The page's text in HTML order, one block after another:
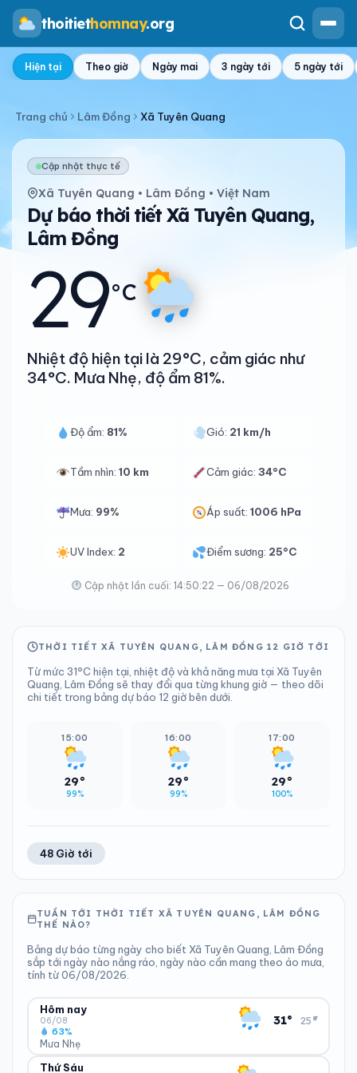
thoitiethomnay.org
Hiện tại Theo giờ Ngày mai 3 ngày tới 5 ngày tới
Trang chủ Lâm Đồng Xã Tuyên Quang
Cập nhật thực tế
Xã Tuyên Quang • Lâm Đồng • Việt Nam
Dự báo thời tiết Xã Tuyên Quang,
Lâm Đồng
29°C
Nhiệt độ hiện tại là 29°C, cảm giác như
34°C. Mưa Nhẹ, độ ẩm 81%.
Độ ẩm: 81% Gió: 21 km/h
Tầm nhìn: 10 km Cảm giác:34°C
Mưa: 99% Áp suất:1006 hPa
UV Index: 2 Điểm sương: 25°C
Cập nhật lần cuối: 14:50:22 — 06/08/2026
THỜI TIẾT XÃ TUYÊN QUANG, LÂM ĐỒNG 12 GIỜ TỚI
Từ mức 31°C hiện tại, nhiệt độ và khả năng mưa tại Xã Tuyên
Quang, Lâm Đồng sẽ thay đổi qua từng khung giờ — theo dõi
chi tiết trong bảng dự báo 12 giờ bên dưới.
15:00
29°
99%
16:00
29°
99%
17:00
29°
100%
48 Giờ tới
TUẦN TỚI THỜI TIẾT XÃ TUYÊN QUANG, LÂM ĐỒNG
THẾ NÀO?
Bảng dự báo từng ngày cho biết Xã Tuyên Quang, Lâm Đồng
sắp tới ngày nào nắng ráo, ngày nào cần mang theo áo mưa,
tính từ 06/08/2026.
Hôm nay
06/08
Mưa Nhẹ
63%
31° 25°
▾
ĐỘ ẨM
Thứ Sáu